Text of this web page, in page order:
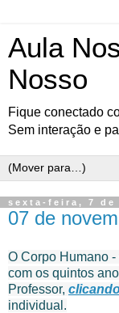
Aula
Nosso
Fique conectado
Sem interação e
sexta-feira, 7 de
07 de
O Corpo Humano
com os quintos
Professor,
individual.